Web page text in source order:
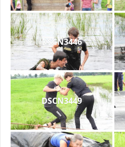
DSCN3446
DSCN3449